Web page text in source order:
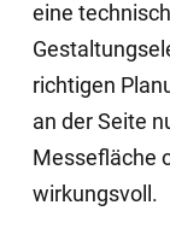
eine
richtigen
an der Seite
Messefläche
wirkungsvoll.